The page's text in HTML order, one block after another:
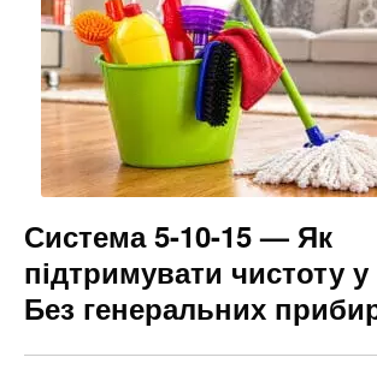
Система 5-10-15 — Як
підтримувати чистоту у
Без генеральних